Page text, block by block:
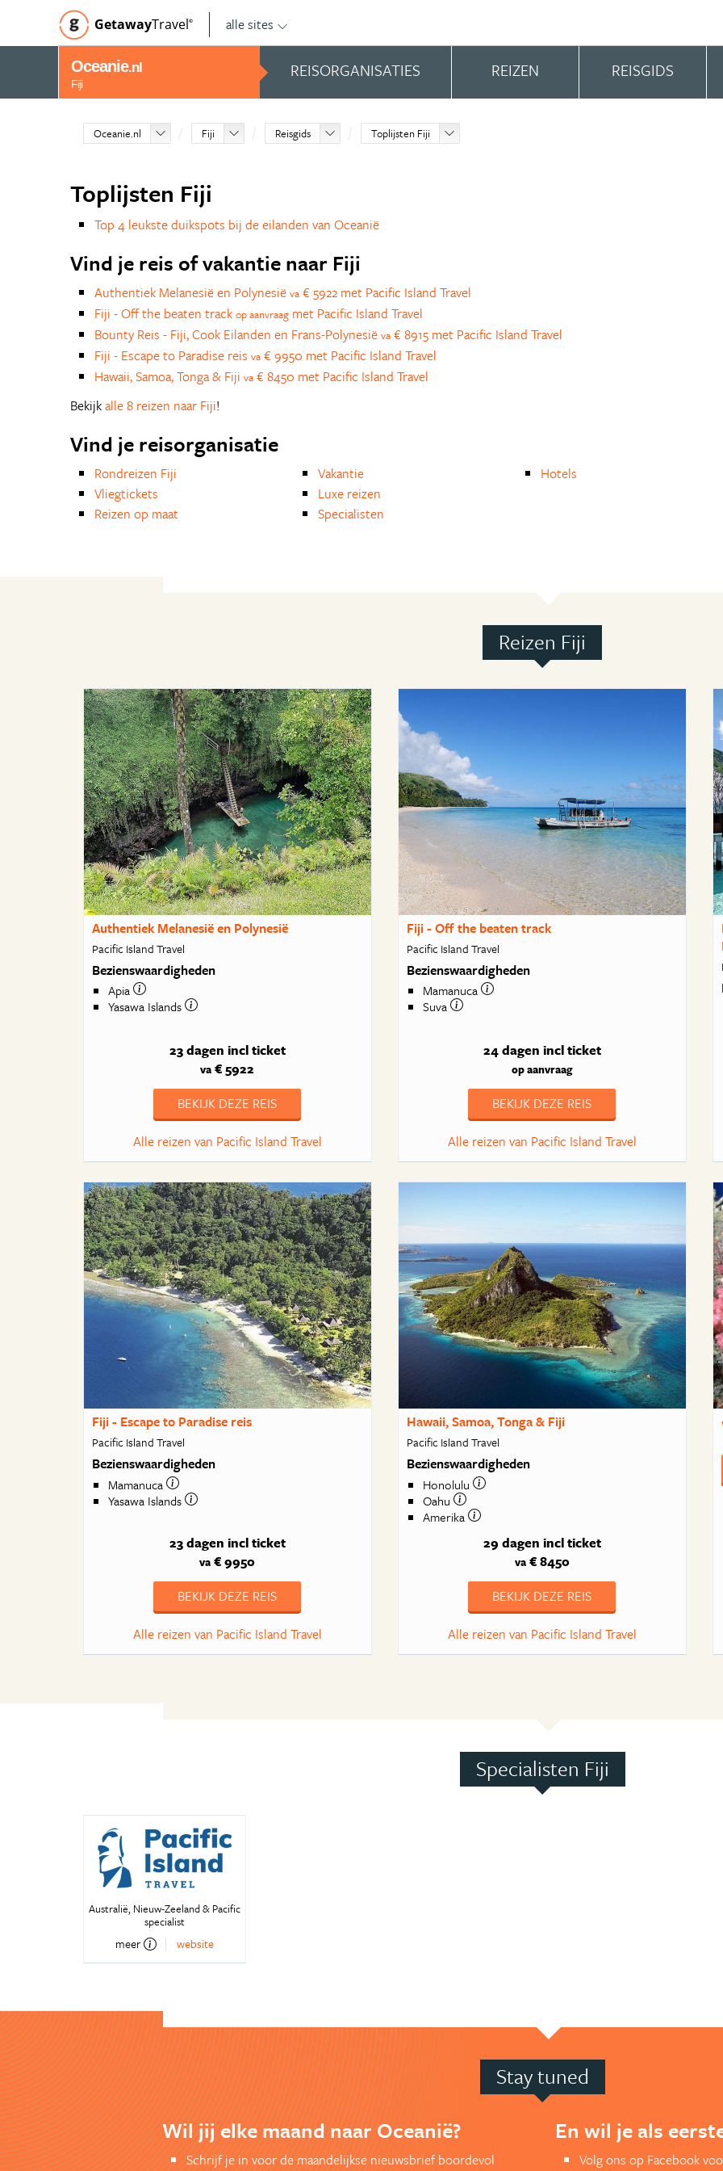
GetawayTravel© alle sites
Oceanie.nl
Fiji
REISORGANISATIES REIZEN REISGIDS
Oceanie.nl Fiji Reisgids Toplijsten Fiji
Toplijsten Fiji
Top 4 leukste duikspots bij de eilanden van Oceanië
Vind je reis of vakantie naar Fiji
Authentiek Melanesië en Polynesië va € 5922 met Pacific Island Travel
Fiji - Off the beaten track op aanvraag met Pacific Island Travel
Bounty Reis - Fiji, Cook Eilanden en Frans-Polynesië va € 8915 met Pacific Island Travel
Fiji - Escape to Paradise reis va € 9950 met Pacific Island Travel
Hawaii, Samoa, Tonga & Fiji va € 8450 met Pacific Island Travel
Bekijkalle 8 reizen naar Fiji!
Vind je reisorganisatie
Rondreizen Fiji
Vliegtickets
Reizen op maat
Vakantie
Luxe reizen
Specialisten
Hotels
Reizen Fiji
Authentiek Melanesië en Polynesië
Pacific Island Travel
Bezienswaardigheden
Apia
Yasawa Islands
23 dagen incl ticket
va € 5922
BEKIJK DEZE REIS
Alle reizen van Pacific Island Travel
Fiji - Off the beaten track
Pacific Island Travel
Bezienswaardigheden
Mamanuca
Suva
24 dagen incl ticket
op aanvraag
BEKIJK DEZE REIS
Alle reizen van Pacific Island Travel
Fiji - Escape to Paradise reis
Pacific Island Travel
Bezienswaardigheden
Mamanuca
Yasawa Islands
23 dagen incl ticket
va € 9950
BEKIJK DEZE REIS
Alle reizen van Pacific Island Travel
Hawaii, Samoa, Tonga & Fiji
Pacific Island Travel
Bezienswaardigheden
Honolulu
Oahu
Amerika
29 dagen incl ticket
va€ 8450
BEKIJK DEZE REIS
Alle reizen van Pacific Island Travel
Specialisten Fiji
Australië, Nieuw-Zeeland & Pacific
specialist
meer website
Stay tuned
Wil jij elke maand naar Oceanië?
Schrijf je in voor de maandelijkse nieuwsbrief boordevol
En wil je als
Volg ons op Facebook